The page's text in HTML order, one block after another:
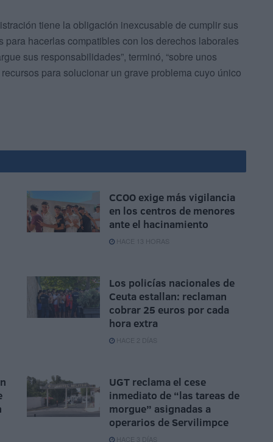
tiene la obligación inexcusable de cumplir sus
hacerlas compatibles con los derechos laborales
sus responsabilidades”, terminó, “sobre unos
para solucionar un grave problema cuyo único
CCOO exige más vigilancia
en los centros de menores
ante el hacinamiento
HACE 13 HORAS
Los policías nacionales de
Ceuta estallan: reclaman
cobrar 25 euros por cada
hora extra
HACE 2 DÍAS
UGT reclama el cese
inmediato de “las tareas de
morgue” asignadas a
operarios de Servilimpce
HACE 3 DÍAS